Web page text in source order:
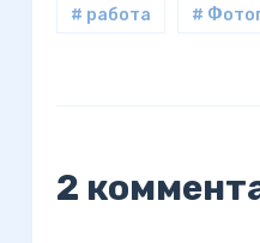
# работа #
2